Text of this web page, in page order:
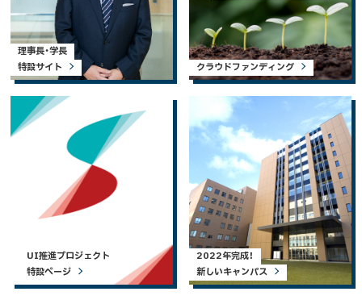
理事長・学長
特設サイト
クラウドファンディング
UI推進プロジェクト
特設ページ
2022年完成！
新しいキャンパス